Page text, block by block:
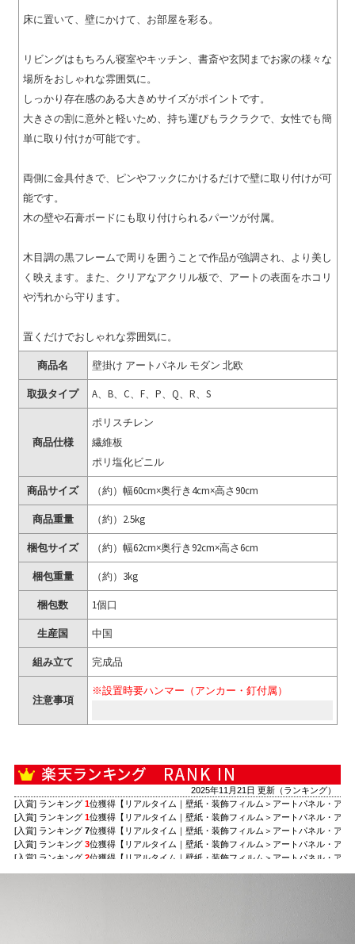
床に置いて、壁にかけて、お部屋を彩る。
リビングはもちろん寝室やキッチン、書斎や玄関までお家の様々な
場所をおしゃれな雰囲気に。
しっかり存在感のある大きめサイズがポイントです。
大きさの割に意外と軽いため、持ち運びもラクラクで、女性でも簡
単に取り付けが可能です。
両側に金具付きで、ピンやフックにかけるだけで壁に取り付けが可
能です。
木の壁や石膏ボードにも取り付けられるパーツが付属。
木目調の黒フレームで周りを囲うことで作品が強調され、より美し
く映えます。また、クリアなアクリル板で、アートの表面をホコリ
や汚れから守ります。
置くだけでおしゃれな雰囲気に。
商品名 壁掛け アートパネル モダン 北欧
取扱タイプ A、B、C、F、P、Q、R、S
商品仕様
ポリスチレン
繊維板
ポリ塩化ビニル
商品サイズ （約）幅60cm×奥行き4cm×高さ90cm
商品重量 （約）2.5kg
梱包サイズ （約）幅62cm×奥行き92cm×高さ6cm
梱包重量 （約）3kg
梱包数 1個口
生産国 中国
組み立て 完成品
注意事項
※設置時要ハンマー（アンカー・釘付属）